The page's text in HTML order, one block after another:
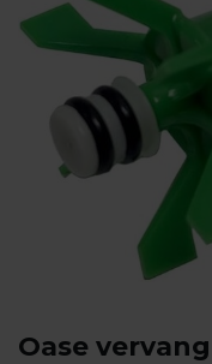
Oase